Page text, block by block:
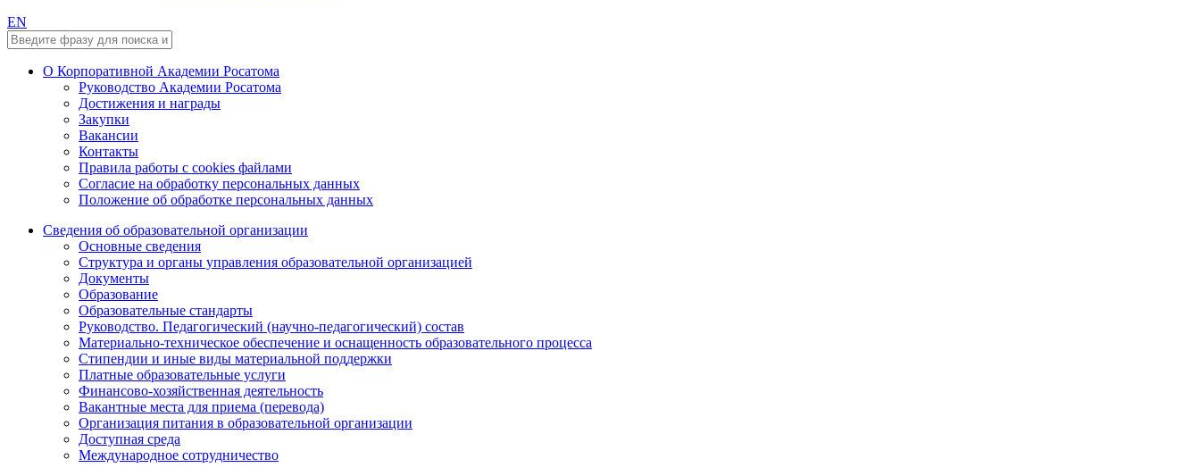
EN
О Корпоративной Академии Росатома
Руководство Академии Росатома
Достижения и награды
Закупки
Вакансии
Контакты
Правила работы с cookies файлами
Согласие на обработку персональных данных
Положение об обработке персональных данных
Сведения об образовательной организации
Основные сведения
Структура и органы управления образовательной организацией
Документы
Образование
Образовательные стандарты
Руководство. Педагогический (научно-педагогический) состав
Материально-техническое обеспечение и оснащенность образовательного процесса
Стипендии и иные виды материальной поддержки
Платные образовательные услуги
Финансово-хозяйственная деятельность
Вакантные места для приема (перевода)
Организация питания в образовательной организации
Доступная среда
Международное сотрудничество